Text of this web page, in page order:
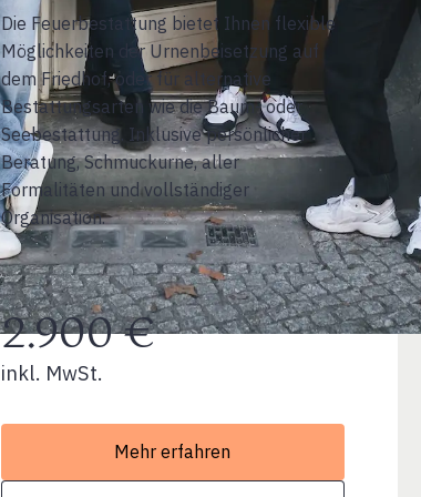
Die Feuerbestattung bietet Ihnen flexible
Möglichkeiten der Urnenbeisetzung auf
dem Friedhof, oder für alternative
Bestattungsarten wie die Baum- oder
Seebestattung. Inklusive persönlicher
Beratung, Schmuckurne, aller
Formalitäten und vollständiger
Organisation.
2.900 €
inkl. MwSt.
Mehr erfahren